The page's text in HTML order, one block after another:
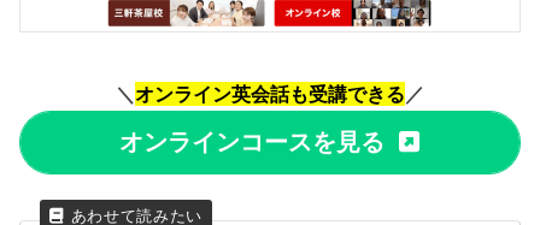
＼ オンライン英会話も受講できる ／
オンラインコースを見る